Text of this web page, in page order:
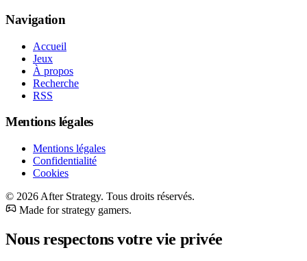
Navigation
Accueil
Jeux
À propos
Recherche
RSS
Mentions légales
Mentions légales
Confidentialité
Cookies
© 2026 After Strategy. Tous droits réservés.
Made for strategy gamers.
Nous respectons votre vie privée